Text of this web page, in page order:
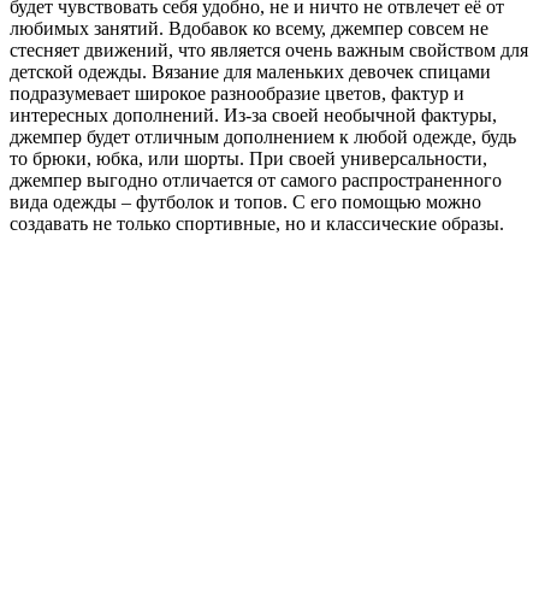
будет чувствовать себя удобно, не и ничто не отвлечет её от
любимых занятий. Вдобавок ко всему, джемпер совсем не
стесняет движений, что является очень важным свойством для
детской одежды. Вязание для маленьких девочек спицами
подразумевает широкое разнообразие цветов, фактур и
интересных дополнений. Из-за своей необычной фактуры,
джемпер будет отличным дополнением к любой одежде, будь
то брюки, юбка, или шорты. При своей универсальности,
джемпер выгодно отличается от самого распространенного
вида одежды – футболок и топов. С его помощью можно
создавать не только спортивные, но и классические образы.